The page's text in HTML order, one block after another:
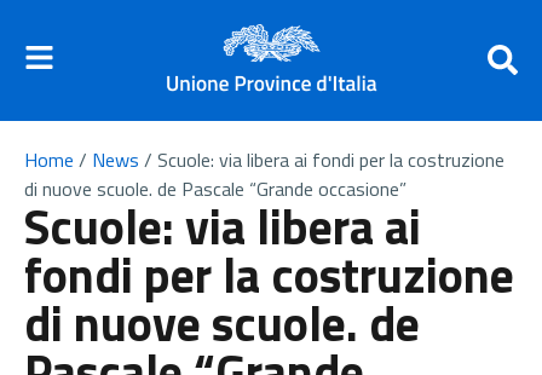
Home / News / Scuole: via libera ai fondi per la costruzione
di nuove scuole. de Pascale “Grande occasione”
Scuole: via libera ai
fondi per la costruzione
di nuove scuole. de